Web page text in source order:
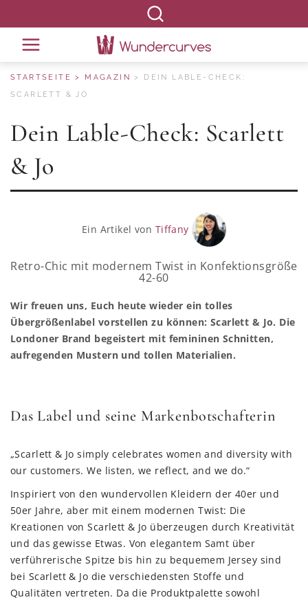
STARTSEITE MAGAZIN
DEIN LABLE-CHECK:
SCARLETT & JO
Dein Lable-Check: Scarlett
& Jo
Ein Artikel von Tiffany
Retro-Chic mit modernem Twist in Konfektionsgröße
42-60
Wir freuen uns, Euch heute wieder ein tolles
Übergrößenlabel vorstellen zu können: Scarlett & Jo. Die
Londoner Brand begeistert mit femininen Schnitten,
aufregenden Mustern und tollen Materialien.
Das Label und seine Markenbotschafterin
„Scarlett & Jo simply celebrates women and diversity with
our customers. We listen, we reflect, and we do.“
Inspiriert von den wundervollen Kleidern der 40er und
50er Jahre, aber mit einem modernen Twist: Die
Kreationen von Scarlett & Jo überzeugen durch Kreativität
und das gewisse Etwas. Von elegantem Samt über
verführerische Spitze bis hin zu bequemem Jersey sind
bei Scarlett & Jo die verschiedensten Stoffe und
Qualitäten vertreten. Da die Produktpalette sowohl